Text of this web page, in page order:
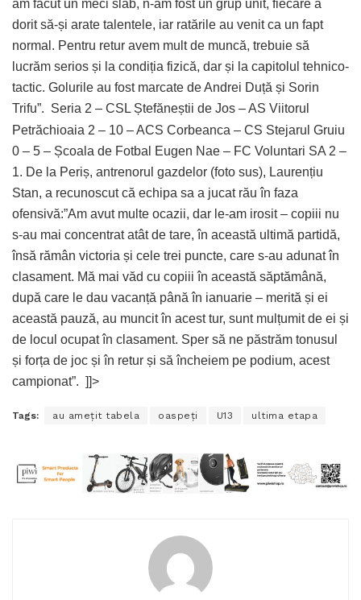
am făcut un meci slab, n-am fost un grup unit, fiecare a
dorit să-și arate talentele, iar ratările au venit ca un fapt
normal. Pentru retur avem mult de muncă, trebuie să
lucrăm serios și la condiția fizică, dar și la capitolul tehnico-
tactic. Golurile au fost marcate de Andrei Duță și Sorin
Trifu”. Seria 2 – CSL Ștefăneștii de Jos – AS Viitorul
Petrăchioaia 2 – 10 – ACS Corbeanca – CS Stejarul Gruiu
0 – 5 – Școala de Fotbal Eugen Nae – FC Voluntari SA 2 –
1. De la Periș, antrenorul gazdelor (foto sus), Laurențiu
Stan, a recunoscut că echipa sa a jucat rău în faza
ofensivă:”Am avut multe ocazii, dar le-am irosit – copiii nu
s-au mai concentrat atât de tare, în această ultimă partidă,
însă rămân victoria și cele trei puncte, care s-au adunat în
clasament. Mă mai văd cu copiii în această săptămână,
după care le dau vacanță până în ianuarie – merită și ei
această pauză, au muncit în acest tur, sunt mulțumit de ei și
de locul ocupat în clasament. Sper să ne păstrăm tonusul
și forța de joc și în retur și să încheiem pe podium, acest
campionat”. ]]>
Tags: au amețit tabela oaspeți U13 ultima etapa